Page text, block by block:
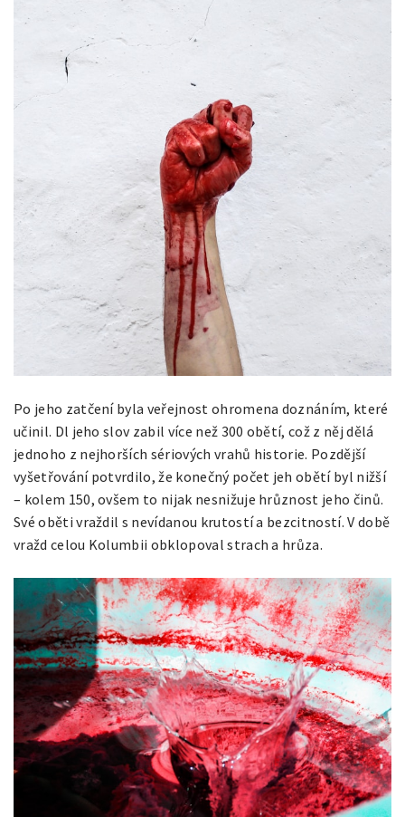
Po jeho zatčení byla veřejnost ohromena doznáním, které
učinil. Dl jeho slov zabil více než 300 obětí, což z něj dělá
jednoho z nejhorších sériových vrahů historie. Pozdější
vyšetřování potvrdilo, že konečný počet jeh obětí byl nižší
– kolem 150, ovšem to nijak nesnižuje hrůznost jeho činů.
Své oběti vraždil s nevídanou krutostí a bezcitností. V době
vražd celou Kolumbii obklopoval strach a hrůza.